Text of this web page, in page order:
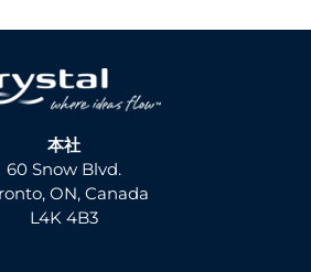
本社
60 Snow Blvd.
ON, Canada
L4K 4B3